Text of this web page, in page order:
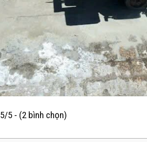
5/5 - (2 bình chọn)